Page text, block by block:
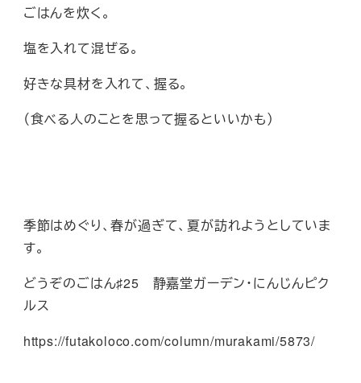
ごはんを炊く。
塩を入れて混ぜる。
好きな具材を入れて、握る。
（食べる人のことを思って握るといいかも）
季節はめぐり、春が過ぎて、夏が訪れようとしていま
す。
どうぞのごはん♯25 静嘉堂ガーデン・にんじんピク
ルス
https://futakoloco.com/column/murakami/5873/